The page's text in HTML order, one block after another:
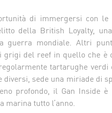
di immergersi con
della British Loyalty,
guerra mondiale. Altri
del reef in quello che è
tartarughe
sede una miriade di
profondo, il Gan Inside
marina tutto l’anno.